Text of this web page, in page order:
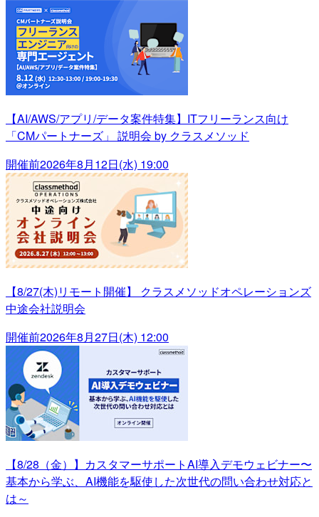
【AI/AWS/アプリ/データ案件特集】ITフリーランス向け
「CMパートナーズ」 説明会 by クラスメソッド
開催前2026年8月12日(水) 19:00
【8/27(木)リモート開催】 クラスメソッドオペレーションズ
中途会社説明会
開催前2026年8月27日(木) 12:00
【8/28（金）】カスタマーサポートAI導入デモウェビナー〜
基本から学ぶ、AI機能を駆使した次世代の問い合わせ対応と
は～